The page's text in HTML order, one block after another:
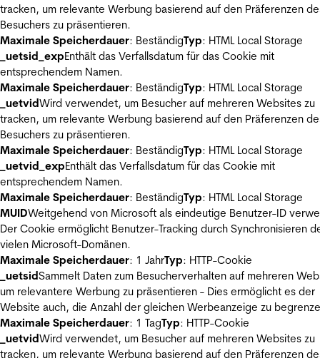
tracken, um relevante Werbung basierend auf den Präferenzen
Besuchers zu präsentieren.
Maximale Speicherdauer: BeständigTyp: HTML Local Storage
_uetsid_expEnthält das Verfallsdatum für das Cookie mit
entsprechendem Namen.
Maximale Speicherdauer: BeständigTyp: HTML Local Storage
_uetvidWird verwendet, um Besucher auf mehreren Websites zu
tracken, um relevante Werbung basierend auf den Präferenzen
Besuchers zu präsentieren.
Maximale Speicherdauer: BeständigTyp: HTML Local Storage
_uetvid_expEnthält das Verfallsdatum für das Cookie mit
entsprechendem Namen.
Maximale Speicherdauer: BeständigTyp: HTML Local Storage
MUIDWeitgehend von Microsoft als eindeutige Benutzer-ID
Der Cookie ermöglicht Benutzer-Tracking durch Synchronisieren
vielen Microsoft-Domänen.
Maximale Speicherdauer: 1 JahrTyp: HTTP-Cookie
_uetsidSammelt Daten zum Besucherverhalten auf mehreren
um relevantere Werbung zu präsentieren - Dies ermöglicht es der
Website auch, die Anzahl der gleichen Werbeanzeige zu
Maximale Speicherdauer: 1 TagTyp: HTTP-Cookie
_uetvidWird verwendet, um Besucher auf mehreren Websites zu
tracken, um relevante Werbung basierend auf den Präferenzen